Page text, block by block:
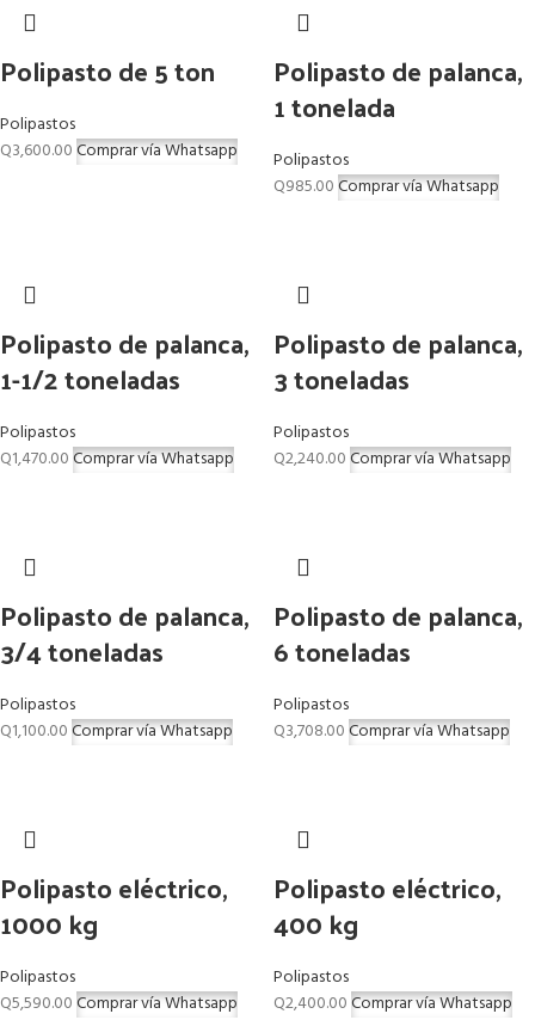
Polipasto de 5 ton
Polipastos
Q3,600.00Comprar vía Whatsapp
Polipasto de palanca,
1 tonelada
Polipastos
Q985.00Comprar vía Whatsapp
Polipasto de palanca,
1-1/2 toneladas
Polipastos
Q1,470.00Comprar vía Whatsapp
Polipasto de palanca,
3 toneladas
Polipastos
Q2,240.00Comprar vía Whatsapp
Polipasto de palanca,
3/4 toneladas
Polipastos
Q1,100.00Comprar vía Whatsapp
Polipasto de palanca,
6 toneladas
Polipastos
Q3,708.00Comprar vía Whatsapp
Polipasto eléctrico,
1000 kg
Polipastos
Q5,590.00Comprar vía Whatsapp
Polipasto eléctrico,
400 kg
Polipastos
Q2,400.00Comprar vía Whatsapp